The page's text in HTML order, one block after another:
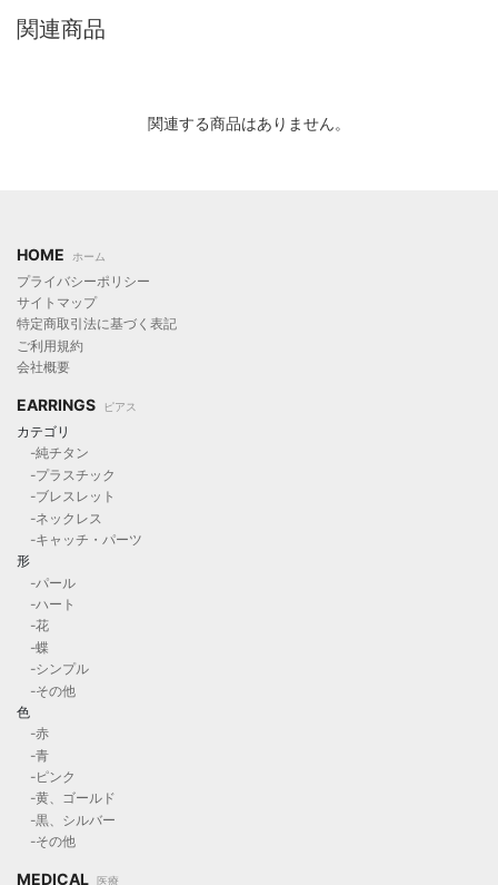
関連商品
関連する商品はありません。
HOME ホーム
プライバシーポリシー
サイトマップ
特定商取引法に基づく表記
ご利用規約
会社概要
EARRINGS ピアス
カテゴリ
-純チタン
-プラスチック
-ブレスレット
-ネックレス
-キャッチ・パーツ
形
-パール
-ハート
-花
-蝶
-シンプル
-その他
色
-赤
-青
-ピンク
-黄、ゴールド
-黒、シルバー
-その他
MEDICAL 医療